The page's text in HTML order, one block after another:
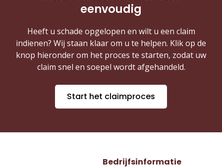
eenvoudig
Heeft u schade opgelopen en wilt u een claim
indienen? Wij staan klaar om u te helpen. Klik op de
knop hieronder om het proces te starten, zodat uw
claim snel en soepel wordt afgehandeld.
Start het claimproces
Bedrijfsinformatie